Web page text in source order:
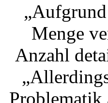
Menge
Anzahl
Problematik